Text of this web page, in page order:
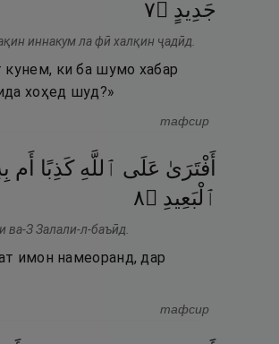
جَدِيدٍ ۝٧
иннакум ла фӣ халқин ҷадӣд.
кунем, ки ба шумо хабар
хоҳед шуд?»
тафсир
أَفْتَرَىٰ عَلَى ٱللَّهِ كَذِبًا أَم
ٱلْبَعِيدِ ۝٨
ва-З Залали-л-баъӣд.
имон намеоранд, дар
тафсир